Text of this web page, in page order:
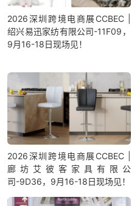
2026深圳跨境电商展CCBEC |
绍兴易迅家纺有限公司-11F09，
9月16-18日现场见！
2026深圳跨境电商展CCBEC |
廊坊艾彼客家具有限公
司-9D36，9月16-18日现场见！